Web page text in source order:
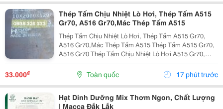
Thép Tấm Chịu Nhiệt Lò Hơi, Thép Tấm A515
Gr70, A516 Gr70,Mác Thép Tấm A515
Thép Tấm Chịu Nhiệt Lò Hơi, Thép Tấm A515 Gr70,
A516 Gr70,Mác Thép Tấm A515 Thép Tấm A515 Gr70,
A516 Gr70 Thép Tấm Chịu Nhiệt Lò Hơi A515 Gr70,
A516 Gr70,20Mm,25Mm Thép Tấm Lò Hơi A515 Gr70
Là Loại Thép Hợp Kim Carbon-Silicon Chất Lượng
33.000₫ Toàn quốc 17 phút trước
Hạt Dinh Dưỡng Mix Thơm Ngon, Chất Lượng
| Macca Đắk Lắk